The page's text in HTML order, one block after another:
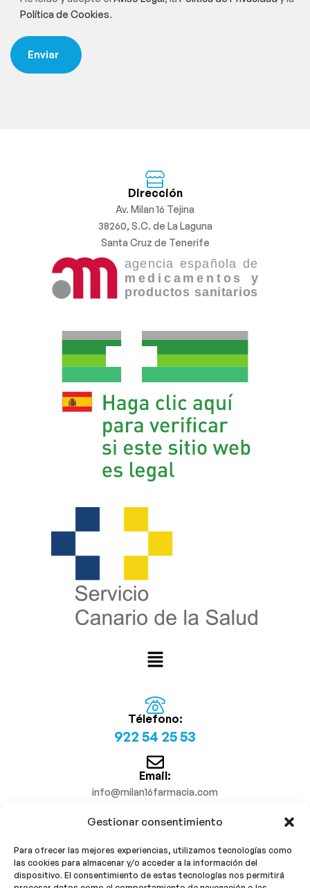
Gestionar consentimiento
Para ofrecer las mejores experiencias, utilizamos tecnologías como
las cookies para almacenar y/o acceder a la información del
dispositivo. El consentimiento de estas tecnologías nos permitirá
Política de Cookies.
Dirección
Av. Milan 16 Tejina
38260, S.C. de La Laguna
Santa Cruz de Tenerife
Télefono:
922 54 25 53
Email:
info@milan16farmacia.com
¡Síguenos!